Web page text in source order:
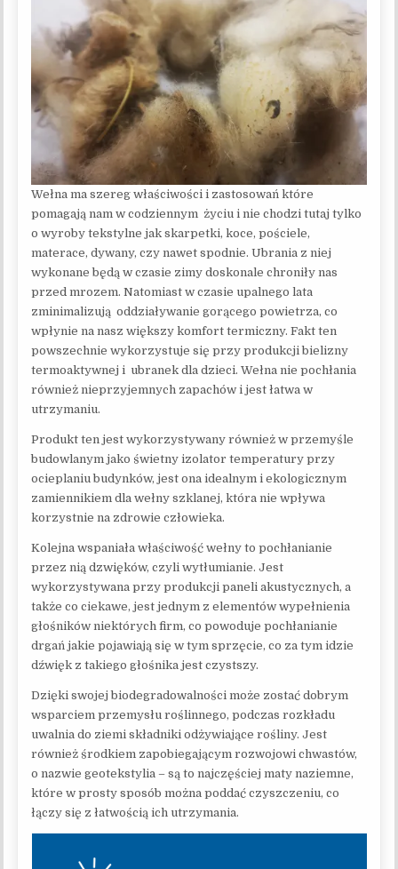
Wełna ma szereg właściwości i zastosowań które
pomagają nam w codziennym życiu i nie chodzi tutaj tylko
o wyroby tekstylne jak skarpetki, koce, pościele,
materace, dywany, czy nawet spodnie. Ubrania z niej
wykonane będą w czasie zimy doskonale chroniły nas
przed mrozem. Natomiast w czasie upalnego lata
zminimalizują oddziaływanie gorącego powietrza, co
wpłynie na nasz większy komfort termiczny. Fakt ten
powszechnie wykorzystuje się przy produkcji bielizny
termoaktywnej i ubranek dla dzieci. Wełna nie pochłania
również nieprzyjemnych zapachów i jest łatwa w
utrzymaniu.
Produkt ten jest wykorzystywany również w przemyśle
budowlanym jako świetny izolator temperatury przy
ocieplaniu budynków, jest ona idealnym i ekologicznym
zamiennikiem dla wełny szklanej, która nie wpływa
korzystnie na zdrowie człowieka.
Kolejna wspaniała właściwość wełny to pochłanianie
przez nią dzwięków, czyli wytłumianie. Jest
wykorzystywana przy produkcji paneli akustycznych, a
także co ciekawe, jest jednym z elementów wypełnienia
głośników niektórych firm, co powoduje pochłanianie
drgań jakie pojawiają się w tym sprzęcie, co za tym idzie
dźwięk z takiego głośnika jest czystszy.
Dzięki swojej biodegradowalności może zostać dobrym
wsparciem przemysłu roślinnego, podczas rozkładu
uwalnia do ziemi składniki odżywiające rośliny. Jest
również środkiem zapobiegającym rozwojowi chwastów,
o nazwie geotekstylia – są to najczęściej maty naziemne,
które w prosty sposób można poddać czyszczeniu, co
łączy się z łatwością ich utrzymania.